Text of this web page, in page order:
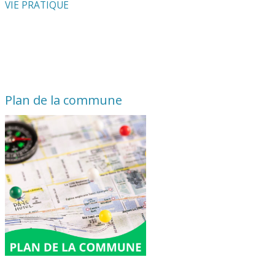
VIE PRATIQUE
Plan de la commune